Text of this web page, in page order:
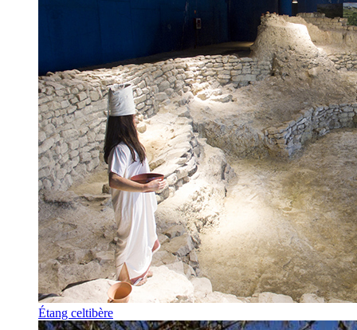
Étang celtibère